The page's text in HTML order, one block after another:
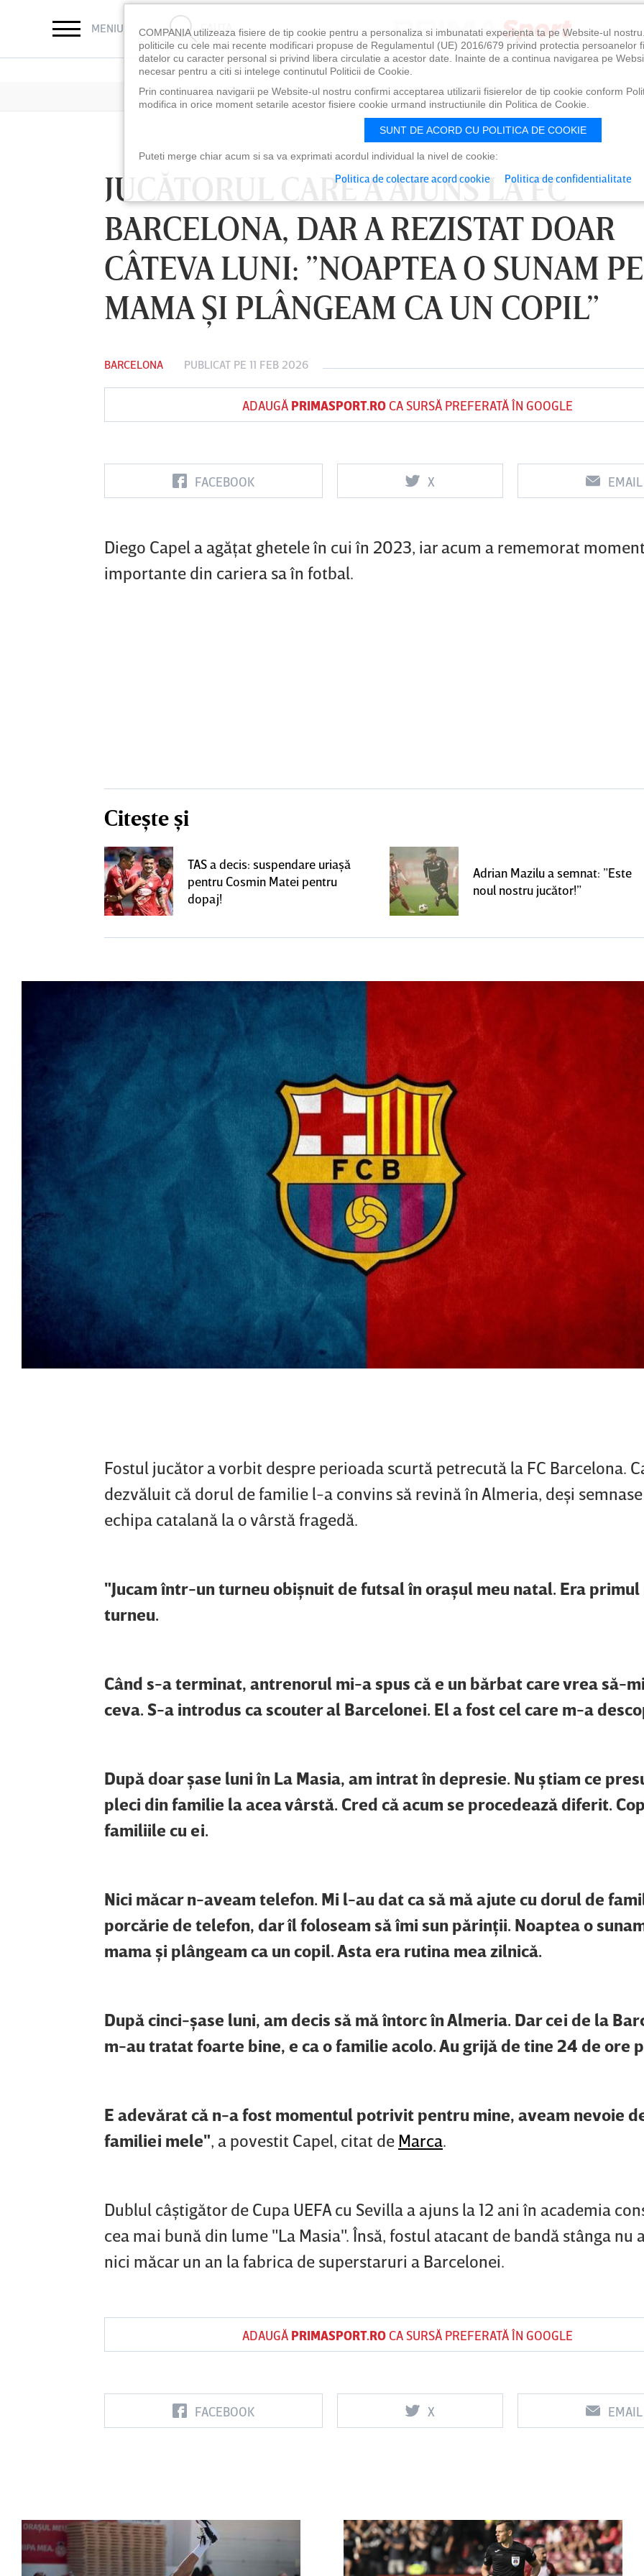
MENIU CAUTĂ
JUCĂTORUL CARE A AJUNS LA FC
BARCELONA, DAR A REZISTAT DOAR
CÂTEVA LUNI: ”NOAPTEA O SUNAM PE
MAMA ŞI PLÂNGEAM CA UN COPIL”
BARCELONA PUBLICAT PE 11 FEB 2026
ADAUGĂ PRIMASPORT.ROCA SURSĂ PREFERATĂ ÎN GOOGLE
FACEBOOK X EMAIL
Diego Capel a agăţat ghetele în cui în 2023, iar acum a rememorat
importante din cariera sa în fotbal.
Citește și
TAS a decis: suspendare uriaşă
pentru Cosmin Matei pentru
dopaj!
Adrian Mazilu a semnat: ”Este
noul nostru jucător!”
Fostul jucător a vorbit despre perioada scurtă petrecută la FC Barcelona.
dezvăluit că dorul de familie l-a convins să revină în Almeria, deşi
echipa catalană la o vârstă fragedă.
"Jucam într-un turneu obişnuit de futsal în oraşul meu natal. Era primul
turneu.
Când s-a terminat, antrenorul mi-a spus că e un bărbat care vrea să-
ceva. S-a introdus ca scouter al Barcelonei. El a fost cel care m-a
După doar şase luni în La Masia, am intrat în depresie. Nu ştiam ce
pleci din familie la acea vârstă. Cred că acum se procedează diferit.
familiile cu ei.
Nici măcar n-aveam telefon. Mi l-au dat ca să mă ajute cu dorul de
porcărie de telefon, dar îl foloseam să îmi sun părinţii. Noaptea o
mama şi plângeam ca un copil. Asta era rutina mea zilnică.
După cinci-şase luni, am decis să mă întorc în Almeria. Dar cei de la
m-au tratat foarte bine, e ca o familie acolo. Au grijă de tine 24 de ore
E adevărat că n-a fost momentul potrivit pentru mine, aveam nevoie
familiei mele", a povestit Capel, citat de Marca.
Dublul câştigător de Cupa UEFA cu Sevilla a ajuns la 12 ani în academia
cea mai bună din lume "La Masia". Însă, fostul atacant de bandă stânga nu
nici măcar un an la fabrica de superstaruri a Barcelonei.
ADAUGĂ PRIMASPORT.ROCA SURSĂ PREFERATĂ ÎN GOOGLE
FACEBOOK X EMAIL
LUNI 10 AUG, 18:30
FC Botoşani
Vs
Corvinul
LUNI 10 AUG, 21:30
Sepsi OSK Sf
Vs
FCSB
VINERI 07 AUG, 21:00
UTA Arad
Vs
Rapid
COMPANIA utilizeaza fisiere de tip cookie pentru a personaliza si imbunatati experienta ta pe Website-ul
politicile cu cele mai recente modificari propuse de Regulamentul (UE) 2016/679 privind protectia persoanelor
datelor cu caracter personal si privind libera circulatie a acestor date. Inainte de a continua navigarea pe
necesar pentru a citi si intelege continutul Politicii de Cookie.
Prin continuarea navigarii pe Website-ul nostru confirmi acceptarea utilizarii fisierelor de tip cookie conform
modifica in orice moment setarile acestor fisiere cookie urmand instructiunile din Politica de Cookie.
SUNT DE ACORD CU POLITICA DE COOKIE
Puteti merge chiar acum si sa va exprimati acordul individual la nivel de cookie:
Politica de colectare acord cookie Politica de confidentialitate